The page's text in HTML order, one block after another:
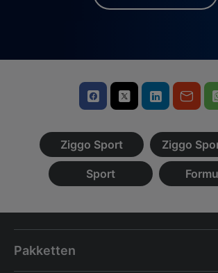
Ziggo Sport Ziggo
Sport
Pakketten